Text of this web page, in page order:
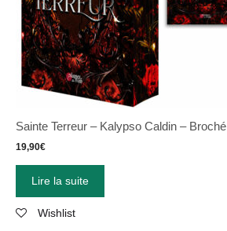
Sainte Terreur – Kalypso Caldin – Broché
19,90€
Lire la suite
Wishlist